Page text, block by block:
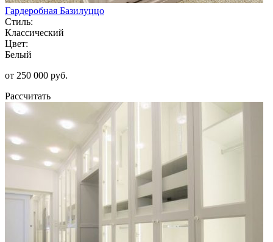
Гардеробная Базилуццо
Стиль:
Классический
Цвет:
Белый
от 250 000 руб.
Рассчитать